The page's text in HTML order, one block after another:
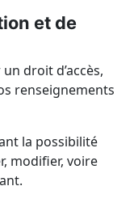
et de
droit d’accès,
renseignements
la possibilité
modifier, voire